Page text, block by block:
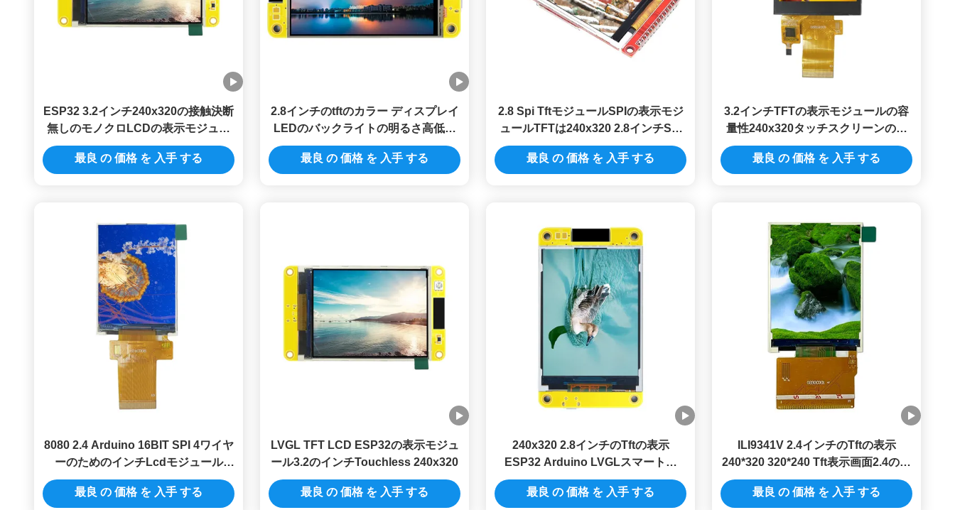
ESP32 3.2インチ240x320の接触決断
無しのモノクロLCDの表示モジュー
ル
最良 の 価格 を 入手 する
2.8インチのtftのカラー ディスプレイ
LEDのバックライトの明るさ高低の
パワー消費量 モジュール240 * 320黄
色いPCB
最良 の 価格 を 入手 する
2.8 Spi TftモジュールSPIの表示モジ
ュールTFTは240x320 2.8インチSpi
Tft Lcd Ili9341を表示する
最良 の 価格 を 入手 する
3.2インチTFTの表示モジュールの容
量性240x320タッチスクリーンの表
示モジュール8BIT
最良 の 価格 を 入手 する
8080 2.4 Arduino 16BIT SPI 4ワイヤ
ーのためのインチLcdモジュール
240x320のタッチ画面 モジュール
最良 の 価格 を 入手 する
LVGL TFT LCD ESP32の表示モジュ
ール3.2のインチTouchless 240x320
最良 の 価格 を 入手 する
240x320 2.8インチのTftの表示
ESP32 Arduino LVGLスマートな
LCDモジュール
最良 の 価格 を 入手 する
ILI9341V 2.4インチのTftの表示
240*320 320*240 Tft表示画面2.4のイ
ンチ37PIN
最良 の 価格 を 入手 する